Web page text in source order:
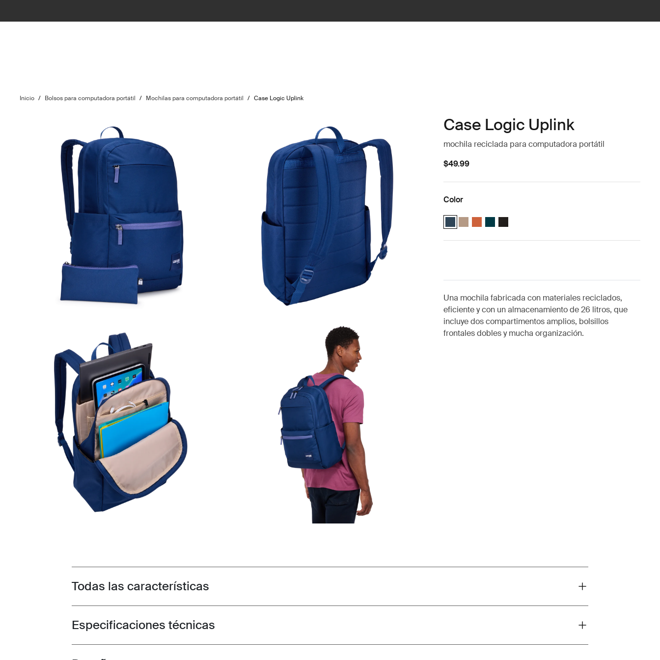
Inicio / Bolsos para computadora portátil / Mochilas para computadora portátil / Case Logic Uplink
Case Logic Uplink
mochila reciclada para computadora portátil
$49.99
Color
Case Logic Uplink Recycled Backpack Navy Blue (selected)
Case Logic Uplink Recycled Backpack Boulder Beige
Case Logic Uplink Recycled Backpack Raw Copper
Case Logic Uplink Recycled Backpack Deep Teal
Case Logic Uplink Recycled Backpack Negro
Una mochila fabricada con materiales reciclados,
eficiente y con un almacenamiento de 26 litros, que
incluye dos compartimentos amplios, bolsillos
frontales dobles y mucha organización.
Toggle features
Todas las características
Toggle techspec
Especificaciones técnicas